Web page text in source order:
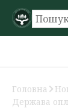
Головна
Держава